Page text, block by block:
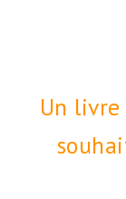
Un